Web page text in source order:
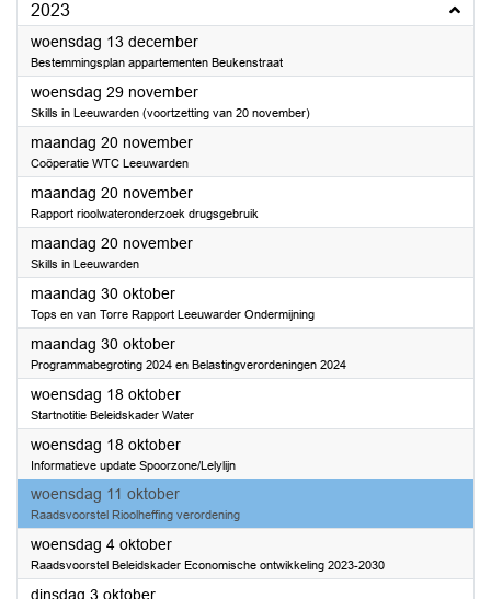
2023
woensdag 13 december2023
Bestemmingsplan appartementen Beukenstraat
woensdag 29 november2023
Skills in Leeuwarden (voortzetting van 20 november)
maandag 20 november2023
Coöperatie WTC Leeuwarden
maandag 20 november2023
Rapport rioolwateronderzoek drugsgebruik
maandag 20 november2023
Skills in Leeuwarden
maandag 30 oktober2023
Tops en van Torre Rapport Leeuwarder Ondermijning
maandag 30 oktober2023
Programmabegroting 2024 en Belastingverordeningen 2024
woensdag 18 oktober2023
Startnotitie Beleidskader Water
woensdag 18 oktober2023
Informatieve update Spoorzone/Lelylijn
woensdag 11 oktober2023
Raadsvoorstel Rioolheffing verordening
woensdag 4 oktober2023
Raadsvoorstel Beleidskader Economische ontwikkeling 2023-2030
dinsdag 3 oktober2023